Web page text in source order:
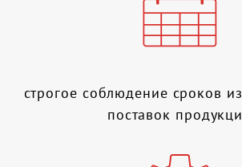
строгое соблюдение сроков
поставок